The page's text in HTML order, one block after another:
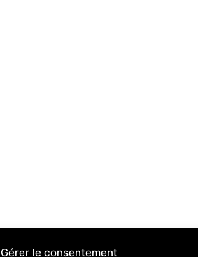
Gérer le consentement